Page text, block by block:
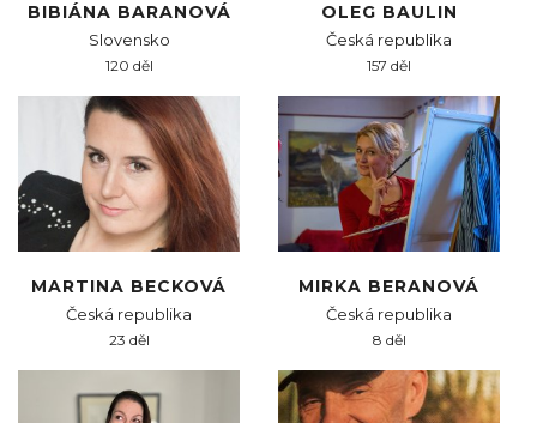
BIBIÁNA BARANOVÁ
Slovensko
120 děl
OLEG BAULIN
Česká republika
157 děl
MARTINA BECKOVÁ
Česká republika
23 děl
MIRKA BERANOVÁ
Česká republika
8 děl